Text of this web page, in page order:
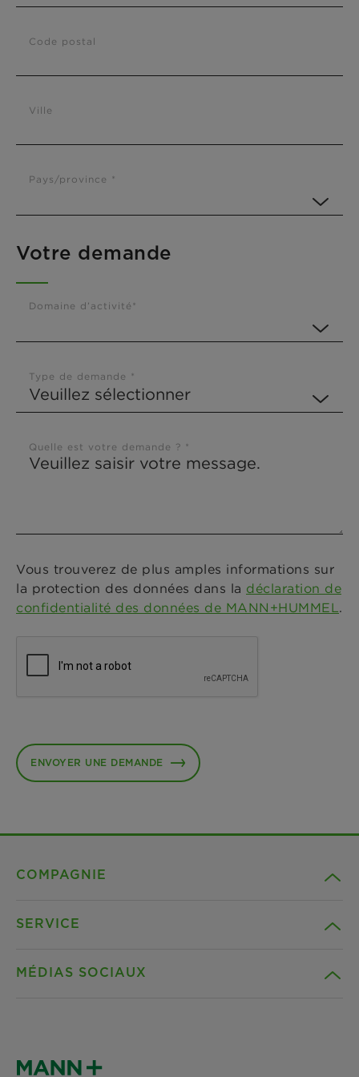
Code postal
Ville
Pays/province *
Votre demande
Domaine d’activité *
Type de demande *
Quelle est votre demande ? *
Vous trouverez de plus amples informations sur
la protection des données dans la déclaration de
confidentialité des données de MANN+HUMMEL .
ENVOYER UNE DEMANDE
COMPAGNIE
Actualités & Presse
SERVICE
Déclaration de confidentialité
MÉDIAS SOCIAUX